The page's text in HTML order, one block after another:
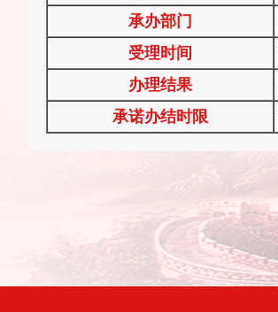
承办部门
受理时间
办理结果
承诺办结时限